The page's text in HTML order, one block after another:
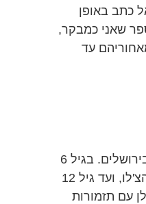
כתב באופן
שאני כמבקר,
עד
נולדתי בשנת 1996 בירושלים. בגיל 6
התחלתי את לימודי הצ'לו, ועד גיל 12
עם תזמורות